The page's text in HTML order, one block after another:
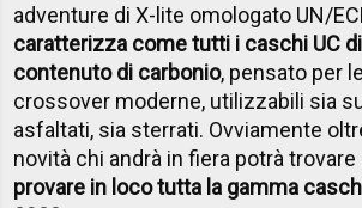
adventure di X-lite omologato UN/
caratterizza come tutti i caschi UC di
contenuto di carbonio, pensato per
crossover moderne, utilizzabili sia
asfaltati, sia sterrati. Ovviamente
novità chi andrà in fiera potrà
provare in loco tutta la gamma